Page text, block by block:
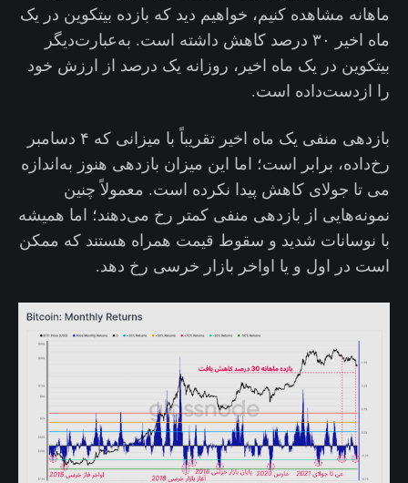
ماهانه مشاهده کنیم، خواهیم دید که بازده بیتکوین در یک
ماه اخیر ۳۰ درصد کاهش داشته است. به‌عبارت‌دیگر
بیتکوین در یک ماه اخیر، روزانه یک درصد از ارزش خود
را ازدست‌داده است‌.
بازدهی منفی یک ماه اخیر تقریباً با میزانی که ۴ دسامبر
رخ‌داده، برابر است؛ اما این میزان بازدهی هنوز به‌اندازه
می تا جولای کاهش پیدا نکرده است. معمولاً چنین
نمونه‌هایی از بازدهی منفی کمتر رخ می‌دهند؛ اما همیشه
با نوسانات شدید و سقوط قیمت همراه هستند که ممکن
است در اول و یا اواخر بازار خرسی رخ دهد.